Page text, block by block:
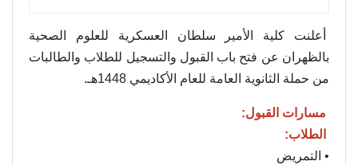
أعلنت كلية الأمير سلطان العسكرية للعلوم الصحية
بالظهران عن فتح باب القبول والتسجيل للطلاب والطالبات
من حملة الثانوية العامة للعام الأكاديمي 1448هـ.
مسارات القبول:
الطلاب:
• التمريض